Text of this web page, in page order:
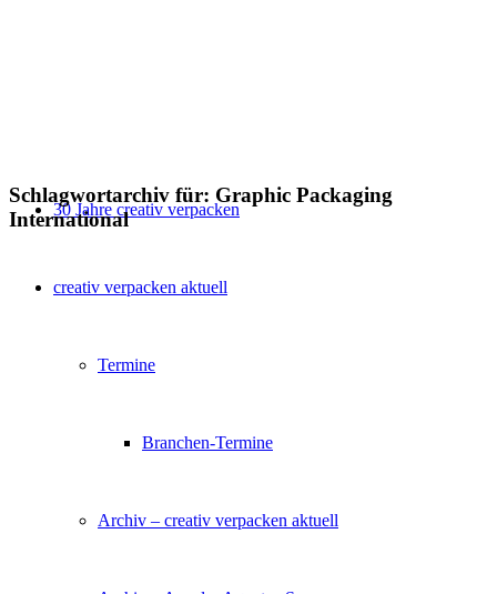
30 Jahre creativ verpacken
creativ verpacken aktuell
Termine
Branchen-Termine
Archiv – creativ verpacken aktuell
Schlagwortarchiv für: Graphic Packaging
International